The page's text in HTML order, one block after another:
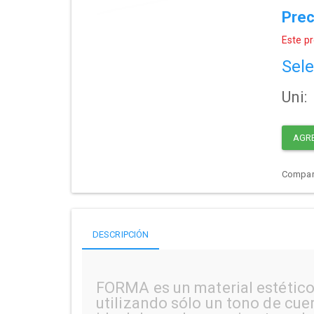
Este
Uni:
DESCRIPCIÓN
FORMA es un material
utilizando sólo un tono de